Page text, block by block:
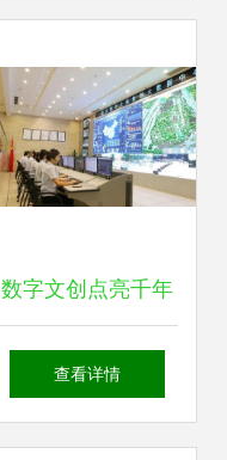
大利国际研讨会成
果解析
数字文创点亮千年
古堰，都江堰市荣
查看详情